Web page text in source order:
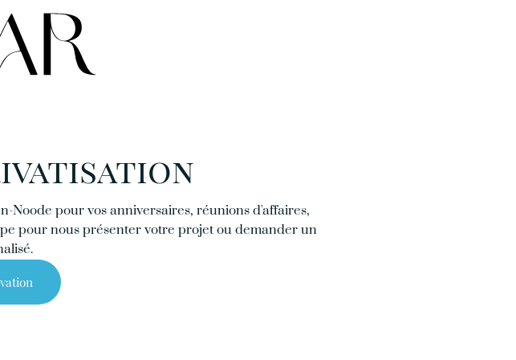
Noode pour vos anniversaires, réunions d'affaires,
pour nous présenter votre projet ou demander un